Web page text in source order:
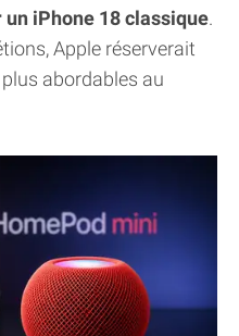
un iPhone 18 classique.
Apple réserverait
abordables au